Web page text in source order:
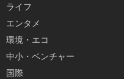
ライフ
エンタメ
環境・エコ
中小・ベンチャー
国際